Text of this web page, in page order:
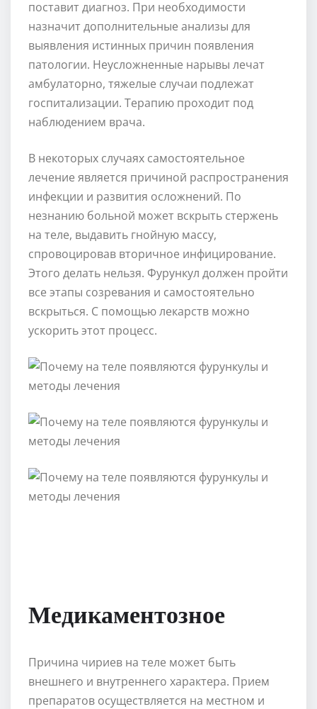
поставит диагноз. При необходимости
назначит дополнительные анализы для
выявления истинных причин появления
патологии. Неусложненные нарывы лечат
амбулаторно, тяжелые случаи подлежат
госпитализации. Терапию проходит под
наблюдением врача.
В некоторых случаях самостоятельное
лечение является причиной распространения
инфекции и развития осложнений. По
незнанию больной может вскрыть стержень
на теле, выдавить гнойную массу,
спровоцировав вторичное инфицирование.
Этого делать нельзя. Фурункул должен пройти
все этапы созревания и самостоятельно
вскрыться. С помощью лекарств можно
ускорить этот процесс.
Медикаментозное
Причина чириев на теле может быть
внешнего и внутреннего характера. Прием
препаратов осуществляется на местном и